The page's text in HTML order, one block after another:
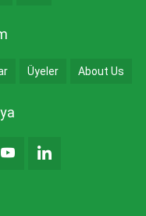
Üyeler About Us